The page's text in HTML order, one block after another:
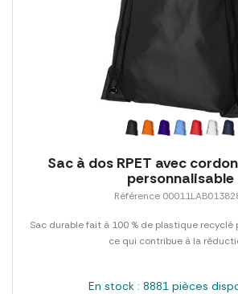
Sac à dos RPET avec
personnalisable
Référence
Sac durable fait à 100 % de plastique
ce qui contribue à la
En stock : 8881 pièces